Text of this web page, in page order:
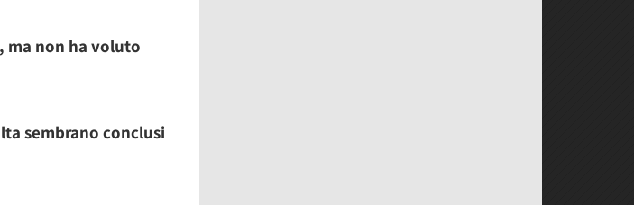
ma non ha voluto
sembrano conclusi